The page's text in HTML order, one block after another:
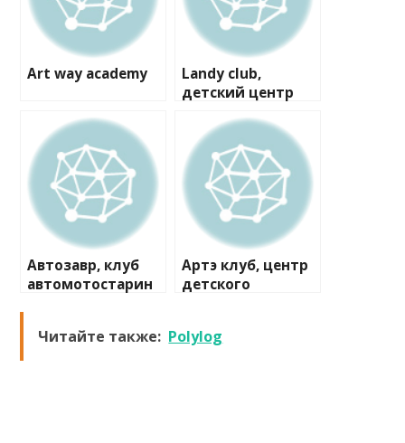
Art way academy
Landy club,
детский центр
Автозавр, клуб
автомотостарин
Артэ клуб, центр
детского
Читайте также: Polylog